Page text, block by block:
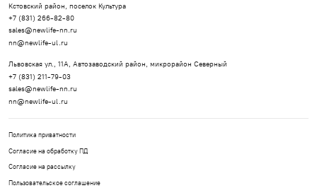
Кстовский район, поселок Культура
+7 (831) 266-82-80
sales@newlife-nn.ru
nn@newlife-ul.ru
Львовская ул., 11А, Автозаводский район, микрорайон Северный
+7 (831) 211-79-03
sales@newlife-nn.ru
nn@newlife-ul.ru
Политика приватности
Согласие на обработку ПД
Согласие на рассылку
Пользовательское соглашение